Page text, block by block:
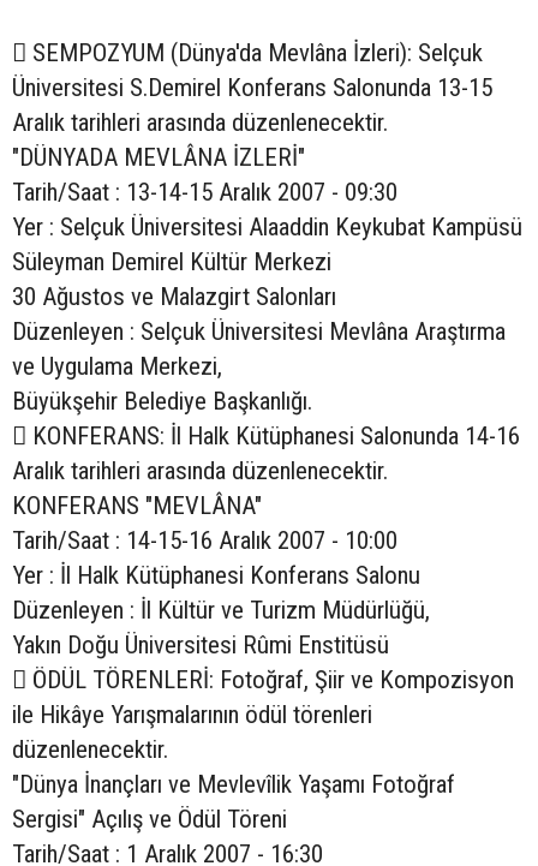
 SEMPOZYUM (Dünya'da Mevlâna İzleri): Selçuk
Üniversitesi S.Demirel Konferans Salonunda 13-15
Aralık tarihleri arasında düzenlenecektir.
"DÜNYADA MEVLÂNA İZLERİ"
Tarih/Saat : 13-14-15 Aralık 2007 - 09:30
Yer : Selçuk Üniversitesi Alaaddin Keykubat Kampüsü
Süleyman Demirel Kültür Merkezi
30 Ağustos ve Malazgirt Salonları
Düzenleyen : Selçuk Üniversitesi Mevlâna Araştırma
ve Uygulama Merkezi,
Büyükşehir Belediye Başkanlığı.
 KONFERANS: İl Halk Kütüphanesi Salonunda 14-16
Aralık tarihleri arasında düzenlenecektir.
KONFERANS "MEVLÂNA"
Tarih/Saat : 14-15-16 Aralık 2007 - 10:00
Yer : İl Halk Kütüphanesi Konferans Salonu
Düzenleyen : İl Kültür ve Turizm Müdürlüğü,
Yakın Doğu Üniversitesi Rûmi Enstitüsü
 ÖDÜL TÖRENLERİ: Fotoğraf, Şiir ve Kompozisyon
ile Hikâye Yarışmalarının ödül törenleri
düzenlenecektir.
"Dünya İnançları ve Mevlevîlik Yaşamı Fotoğraf
Sergisi" Açılış ve Ödül Töreni
Tarih/Saat : 1 Aralık 2007 - 16:30